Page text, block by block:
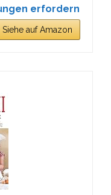
erfordern
Siehe auf Amazon